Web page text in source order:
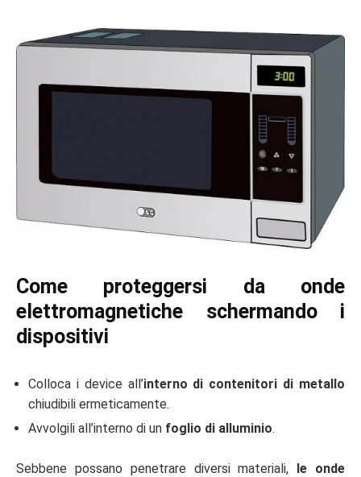
Come proteggersi da onde
elettromagnetiche schermando i
dispositivi
Colloca i device all’interno di contenitori di metallo
chiudibili ermeticamente.
Avvolgili all’interno di un foglio di alluminio.
Sebbene possano penetrare diversi materiali, le onde